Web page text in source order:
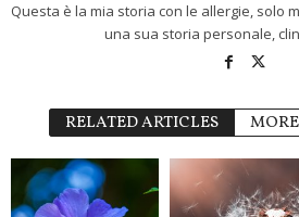
Questa è la mia storia con le allergie, solo
una sua storia personale,
RELATED ARTICLES